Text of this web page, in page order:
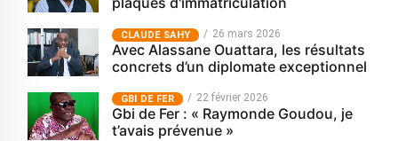
CLAUDE SAHY 26 mars 2026
Avec Alassane Ouattara, les résultats
concrets d’un diplomate exceptionnel
GBI DE FER 22 février 2026
Gbi de Fer : « Raymonde Goudou, je
t’avais prévenue »